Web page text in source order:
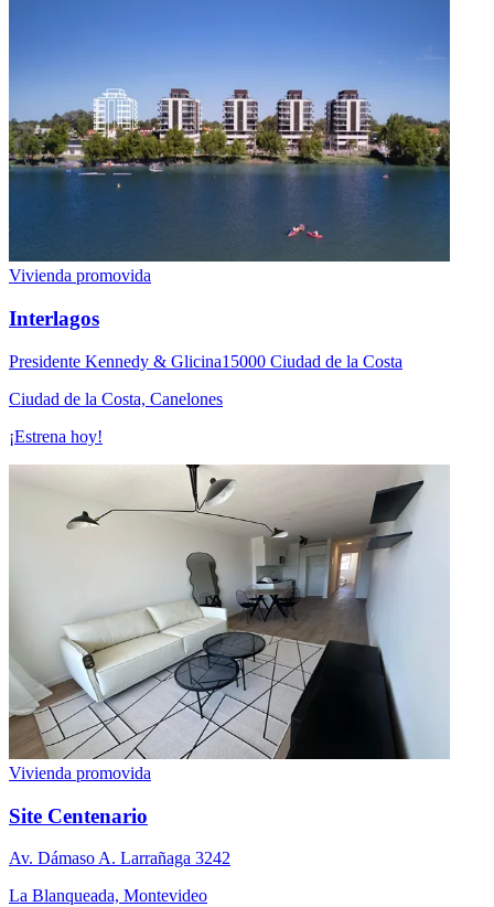
Vivienda promovida
Interlagos
Presidente Kennedy & Glicina15000 Ciudad de la Costa
Ciudad de la Costa, Canelones
¡Estrena hoy!
Vivienda promovida
Site Centenario
Av. Dámaso A. Larrañaga 3242
La Blanqueada, Montevideo